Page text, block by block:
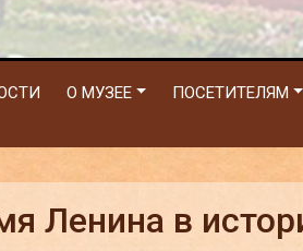
О МУЗЕЕ ПОСЕТИТЕЛЯМ
Ленина в